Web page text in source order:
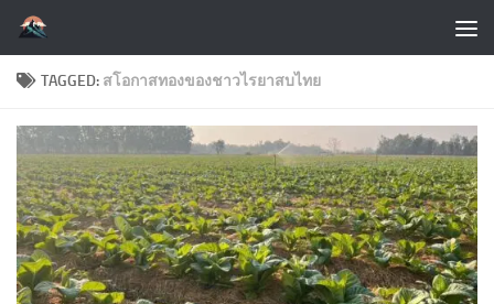
Skip to content
TAGGED: สโอกาสทองของชาวไรยาสบไทย